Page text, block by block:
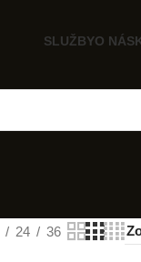
SLUŽBYO NÁS
24 36